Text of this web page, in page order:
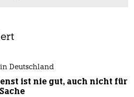
Deutschland
ist nie gut, auch nicht für